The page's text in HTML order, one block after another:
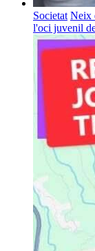
Societat Neix
l'oci juvenil